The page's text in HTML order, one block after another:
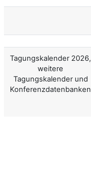
Tagungskalender 2026,
weitere
Tagungskalender und
Konferenzdatenbanken